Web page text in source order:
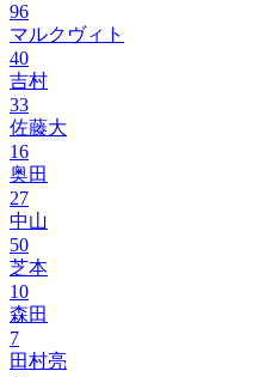
96
マルクヴィト
40
吉村
33
佐藤大
16
奥田
27
中山
50
芝本
10
森田
7
田村亮